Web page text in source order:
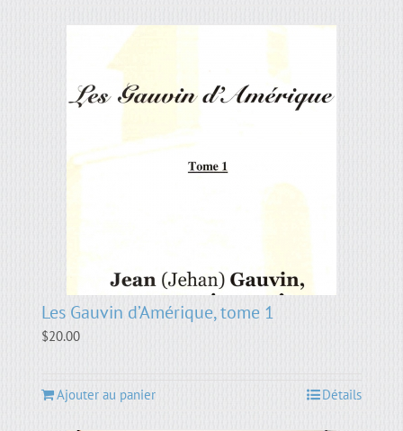
Les Gauvin d’Amérique, tome 1
$20.00
Ajouter au panier Détails